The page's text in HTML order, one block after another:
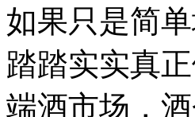
如果只是简
踏踏实实真
端酒市场，